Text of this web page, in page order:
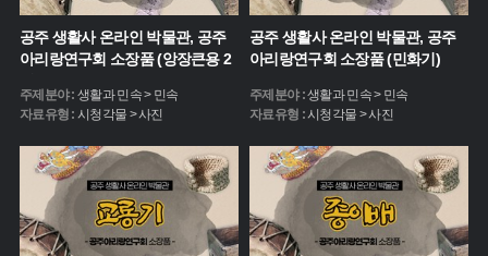
공주 생활사 온라인 박물관, 공주
아리랑연구회 소장품 (앙장큰용 2
주제분야 : 생활과 민속 > 민속
자료유형 : 시청각물 > 사진
공주 생활사 온라인 박물관, 공주
아리랑연구회 소장품 (민화기)
주제분야 :생활과 민속 > 민속
자료유형 :시청각물 > 사진